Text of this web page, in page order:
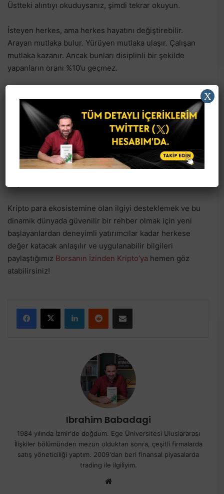
Üstteki alıntıyı okuduysanız, şimdi tekrar okuyun.
İsteyen herkes, ama herkes hayatını değiştirebilir.
Arayan mutlaka bulur. Yürüyen mutlaka ulaşır. Çalışan
mutlaka kazanır. Ancak bunları disiplinli bir şekilde
yapanların oranı %10’u geçmez.
Buraya kadar okuduysanız, teşekkür ederim, sitemdeki
diğer yazılara da göz gezdirmeyi unutmayın. Özellikle
kaçırmayın!
Sevgili dostlar, Borsanın İzinden ekibi olarak size bir
Kripto para ekosistemine olan ilgiyi desteklemek ve bu
dinamik dünyada güvenilir bir rehber olmak için yeni
başlayanlardan deneyimli yatırımcılar kadar herkese
değer katacak anlaşılır ve uygulanabilir bilgileri
paylaştığımız Borsanın İzinden Kripto’ya hemen göz
atabilirsiniz!
Facebook
X LinkedInReddit E-Posta ile paylaş
Ibrahim Babadagi
1984 yılında İzmir'de doğdum. Ege Üniversitesi Uluslararası
İlişkiler bölümünden mezun olduktan sonra, çeşitli firmalarda
satış yöneticiliği yaptım. 2009'dan beri finansal piyasalarda
trading ile ilgiliyim.
X